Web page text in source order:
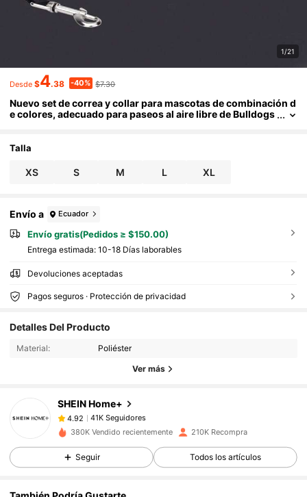
1/21
Desde $4.38 -40% $7.30
Nuevo set de correa y collar para mascotas de combinación d
e colores, adecuado para paseos al aire libre de Bulldogs
las estaciones.
Talla
XS S M L XL
Envío a Ecuador
Envío gratis(Pedidos ≥ $150.00)
Entrega estimada: 10-18 Días laborables
Devoluciones aceptadas
Pagos seguros · Protección de privacidad
Detalles Del Producto
Material: Poliéster
Ver más
SHEIN Home+
4.92 41K Seguidores
4.92
41K Seguidores
c***cseguidoHace 14 horas
4.92
41K Seguidores
4.92 41K Seguidores
380K Vendido recientemente 210K Recompra
Seguir Todos los artículos